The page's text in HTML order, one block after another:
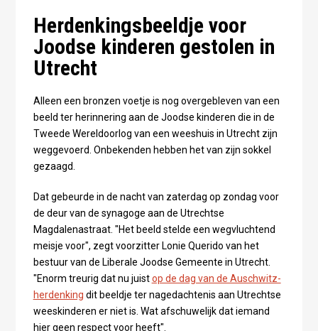
Herdenkingsbeeldje voor
Joodse kinderen gestolen in
Utrecht
Alleen een bronzen voetje is nog overgebleven van een
beeld ter herinnering aan de Joodse kinderen die in de
Tweede Wereldoorlog van een weeshuis in Utrecht zijn
weggevoerd. Onbekenden hebben het van zijn sokkel
gezaagd.
Dat gebeurde in de nacht van zaterdag op zondag voor
de deur van de synagoge aan de Utrechtse
Magdalenastraat. "Het beeld stelde een wegvluchtend
meisje voor", zegt voorzitter Lonie Querido van het
bestuur van de Liberale Joodse Gemeente in Utrecht.
"Enorm treurig dat nu juistop de dag van de Auschwitz-
herdenking dit beeldje ter nagedachtenis aan Utrechtse
weeskinderen er niet is. Wat afschuwelijk dat iemand
hier geen respect voor heeft".